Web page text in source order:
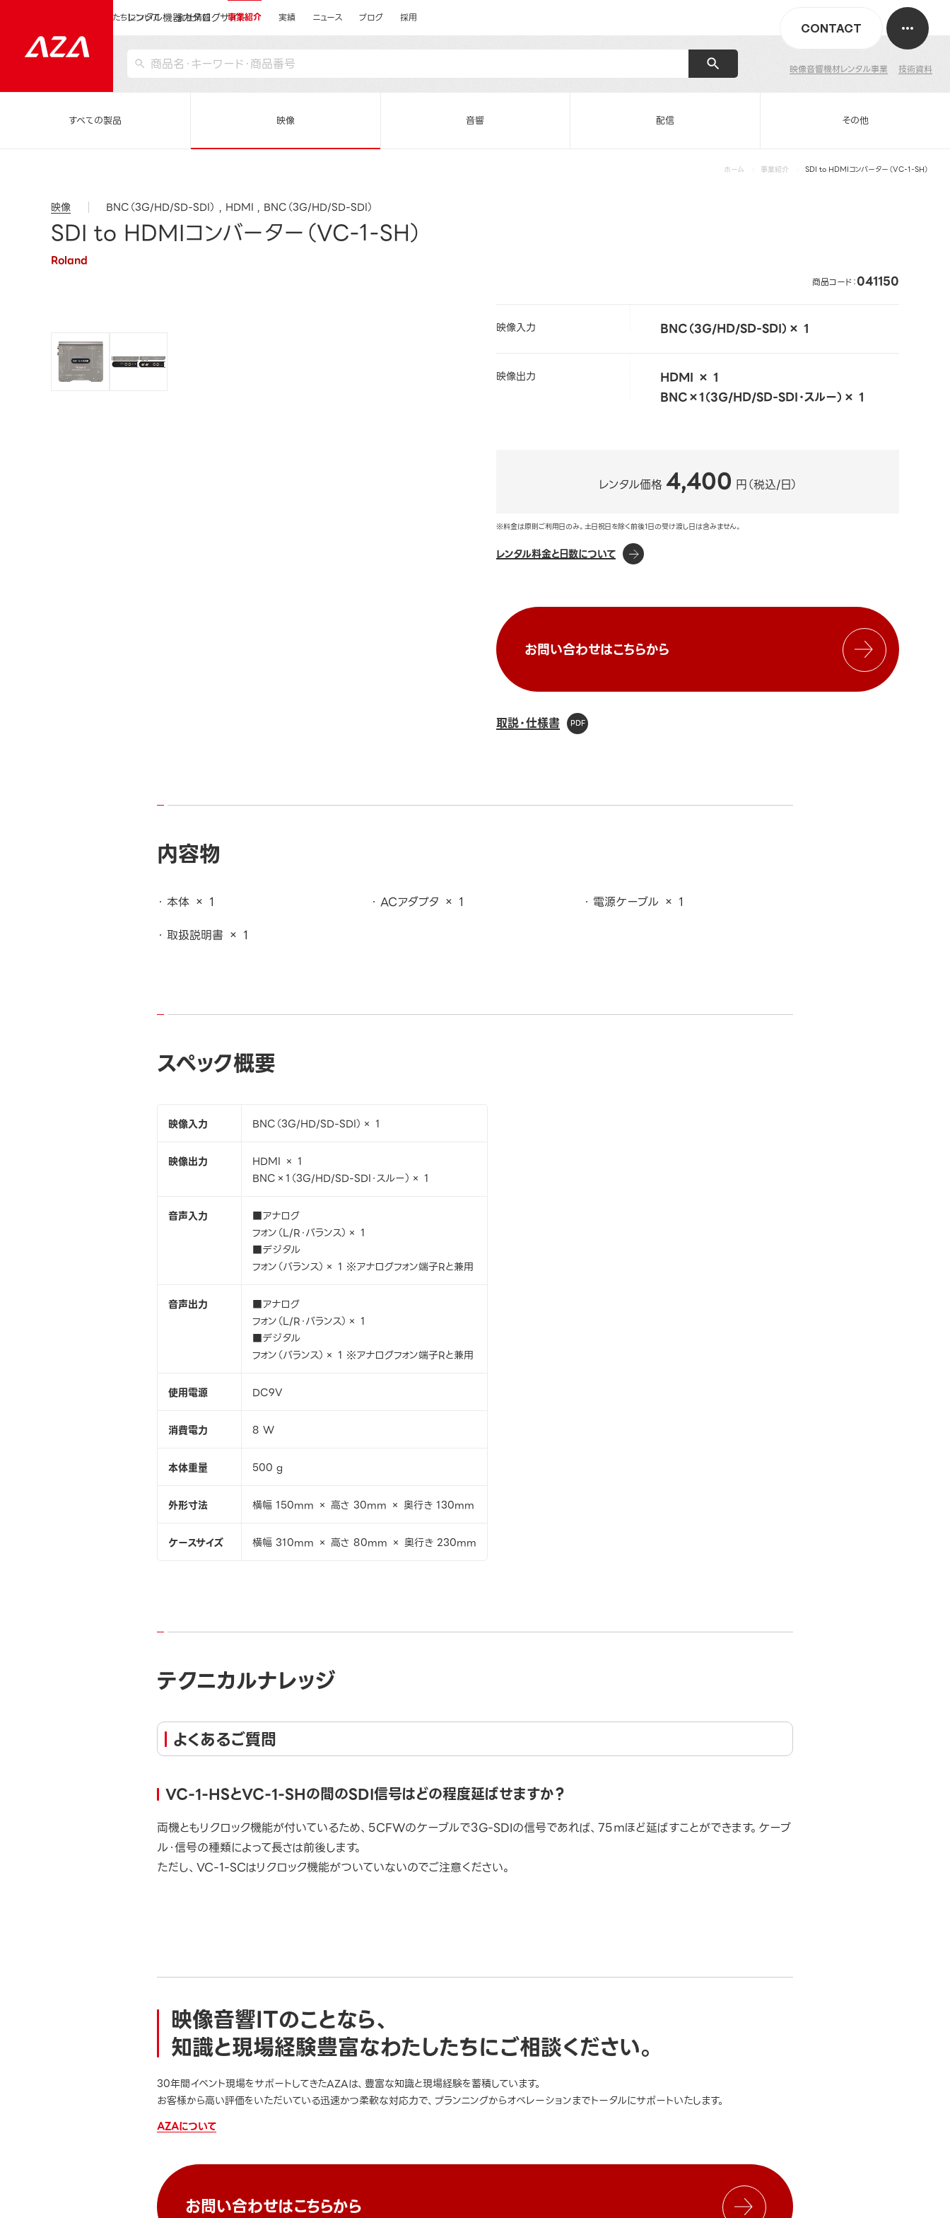
レンタル機器カタログサイト
映像音響機材レンタル事業 技術資料
CONTACT
私たちについて 会社情報 事業紹介 実績 ニュース ブログ 採用
すべての製品 映像 音響 配信 その他
ホーム 事業紹介 SDI to HDMIコンバーター（VC-1-SH）
映像 BNC（3G/HD/SD-SDI） HDMI BNC（3G/HD/SD-SDI）
SDI to HDMIコンバーター（VC-1-SH）
Roland
商品コード：041150
映像入力 BNC（3G/HD/SD-SDI）× 1
映像出力
HDMI × 1
BNC×1（3G/HD/SD-SDI・スルー）× 1
レンタル価格 4,400 円（税込/日）
※料金は原則ご利用日のみ。土日祝日を除く前後1日の受け渡し日は含みません。
レンタル料金と日数について
お問い合わせはこちらから
取説・仕様書
内容物
本体 × 1 ACアダプタ × 1
電源ケーブル × 1
取扱説明書 × 1
スペック概要
映像入力 BNC（3G/HD/SD-SDI）× 1
映像出力
HDMI × 1
BNC×1（3G/HD/SD-SDI・スルー）× 1
音声入力
■アナログ
フォン（L/R・バランス）× 1
■デジタル
フォン（バランス）× 1 ※アナログフォン端子Rと兼用
音声出力
■アナログ
フォン（L/R・バランス）× 1
■デジタル
フォン（バランス）× 1 ※アナログフォン端子Rと兼用
使用電源 DC9V
消費電力 8 W
本体重量 500 g
外形寸法 横幅 150mm × 高さ 30mm × 奥行き 130mm
ケースサイズ 横幅 310mm × 高さ 80mm × 奥行き 230mm
テクニカルナレッジ
よくあるご質問
VC-1-HSとVC-1-SHの間のSDI信号はどの程度延ばせますか？
両機ともリクロック機能が付いているため、5CFWのケーブルで3G-SDIの信号であれば、75ｍほど延ばすことができます。ケーブ
ル・信号の種類によって長さは前後します。
ただし、VC-1-SCはリクロック機能がついていないのでご注意ください。
映像音響ITのことなら、
知識と現場経験豊富なわたしたちにご相談ください。
30年間イベント現場をサポートしてきたAZAは、豊富な知識と現場経験を蓄積しています。
お客様から高い評価をいただいている迅速かつ柔軟な対応力で、プランニングからオペレーションまでトータルにサポートいたします。
AZAについて
お問い合わせはこちらから